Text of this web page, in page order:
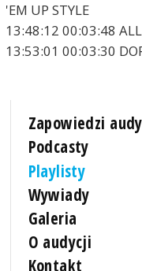
'EM UP STYLE
13:48:12 00:03:48
13:53:01 00:03:30
Zapowiedzi
Podcasty
Playlisty
Wywiady
Galeria
O audycji
Kontakt